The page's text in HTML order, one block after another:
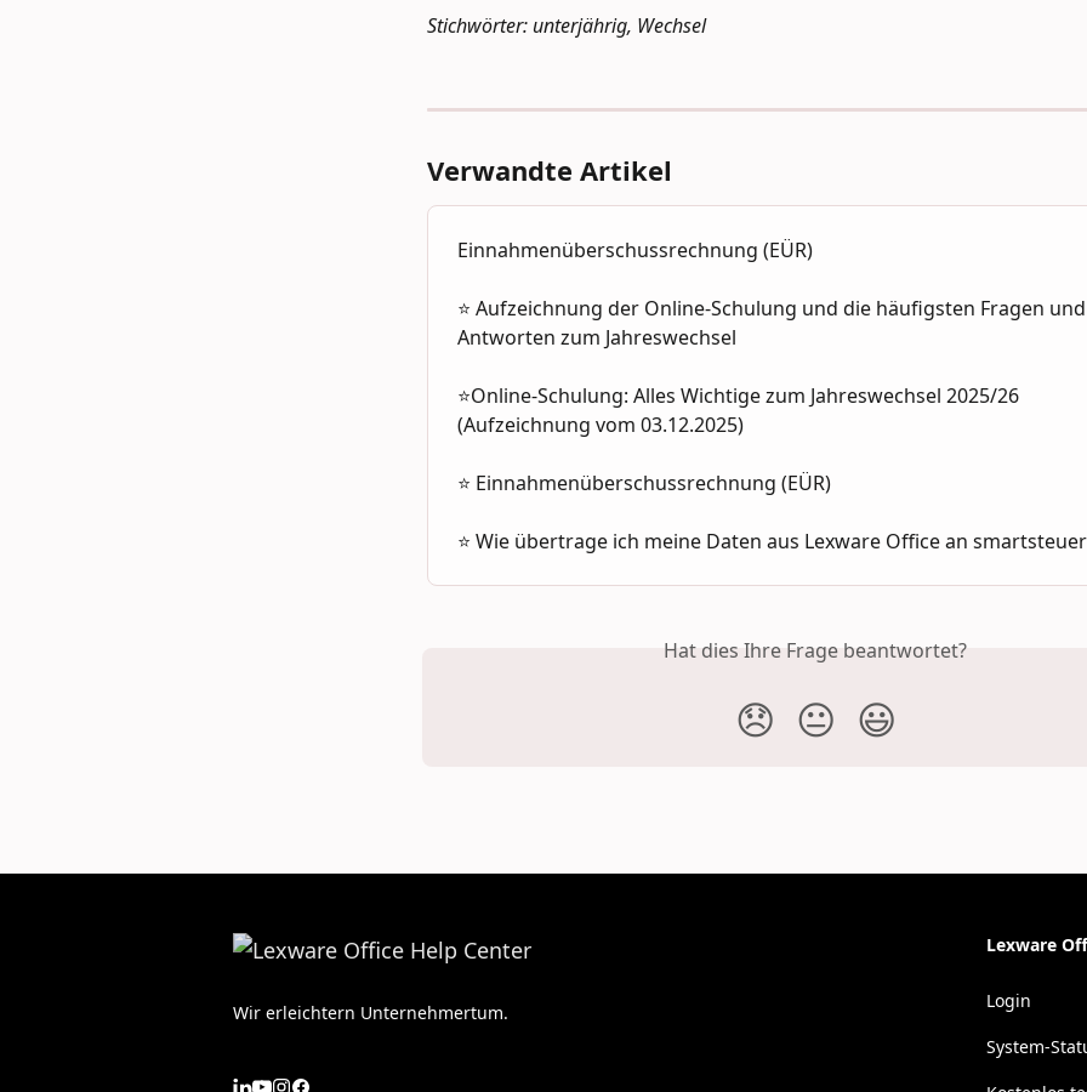
Stichwörter: unterjährig, Wechsel
Verwandte Artikel
Einnahmenüberschussrechnung (EÜR)
⭐️ Aufzeichnung der Online-Schulung und die häufigsten Fragen
Antworten zum Jahreswechsel
⭐Online-Schulung: Alles Wichtige zum Jahreswechsel 2025/26
(Aufzeichnung vom 03.12.2025)
⭐ Einnahmenüberschussrechnung (EÜR)
⭐ Wie übertrage ich meine Daten aus Lexware Office an
Hat dies Ihre Frage beantwortet?
😞 😐 😃
Wir erleichtern Unternehmertum.
Lexware
Login
System-